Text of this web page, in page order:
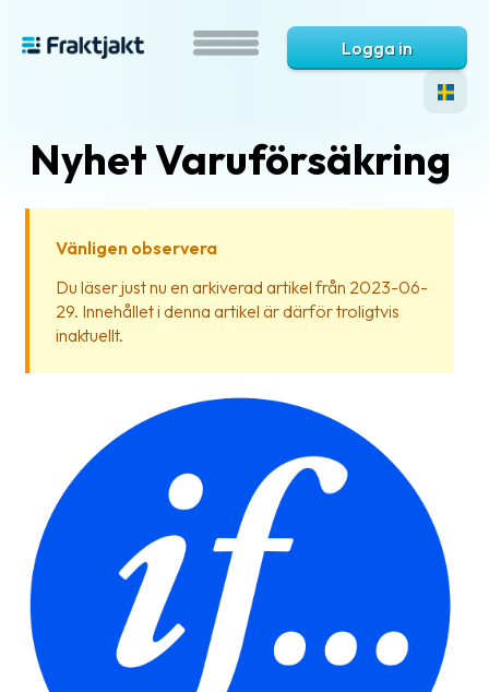
Vad
Vanliga
Ordlista
Paketering
Logga in
Nyhet Varuförsäkring
Vänligen observera
Du läser just nu en arkiverad artikel från 2023-06-
29. Innehållet i denna artikel är därför troligtvis
inaktuellt.